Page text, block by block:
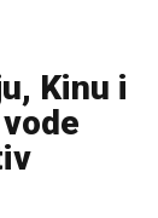
Kinu i